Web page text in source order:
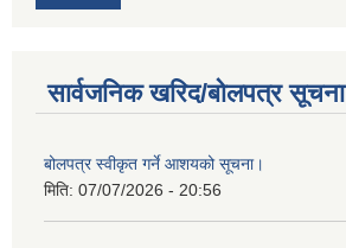
सार्वजनिक खरिद/बोलपत्र सूचना
बोलपत्र स्वीकृत गर्ने आशयको सूचना।
मिति: 07/07/2026 - 20:56